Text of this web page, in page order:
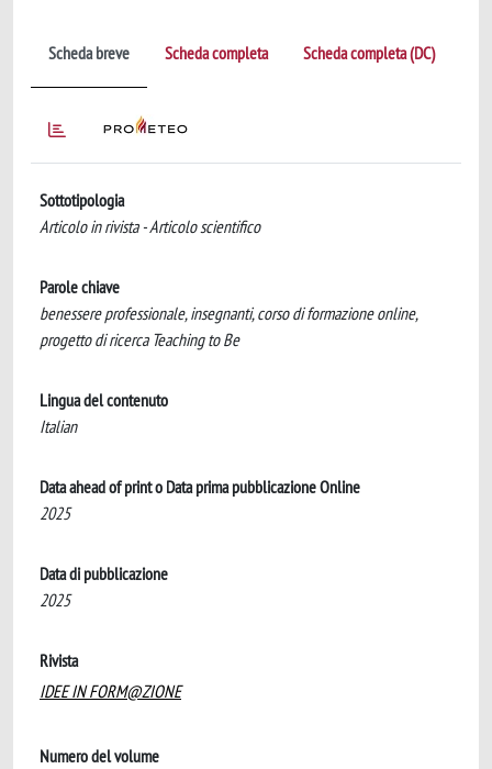
Scheda breve Scheda completa Scheda completa (DC)
Sottotipologia
Articolo in rivista - Articolo scientifico
Parole chiave
benessere professionale, insegnanti, corso di formazione online,
progetto di ricerca Teaching to Be
Lingua del contenuto
Italian
Data ahead of print o Data prima pubblicazione Online
2025
Data di pubblicazione
2025
Rivista
IDEE IN FORM@ZIONE
Numero del volume